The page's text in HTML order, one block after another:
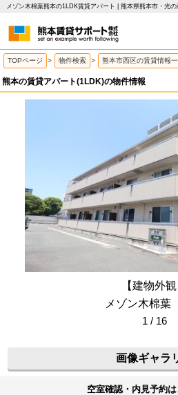
TOPページ > 物件検索 > 熊本市西区の賃貸情報
熊本の賃貸アパート(1LDK)の物件情報
【建物外観
メゾン木棉
1 / 16
画像ギャラ
空室確認・内見予約